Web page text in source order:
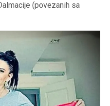
(povezanih sa